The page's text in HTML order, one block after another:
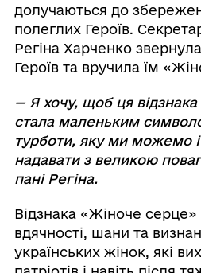
долучаються до
полеглих Героїв.
Регіна Харченко
Героїв та вручила їм
— Я хочу, щоб ця
стала маленьким
турботи, яку ми можемо
надавати з великою
пані Регіна.
Відзнака «Жіноче
вдячності, шани та
українських жінок, які